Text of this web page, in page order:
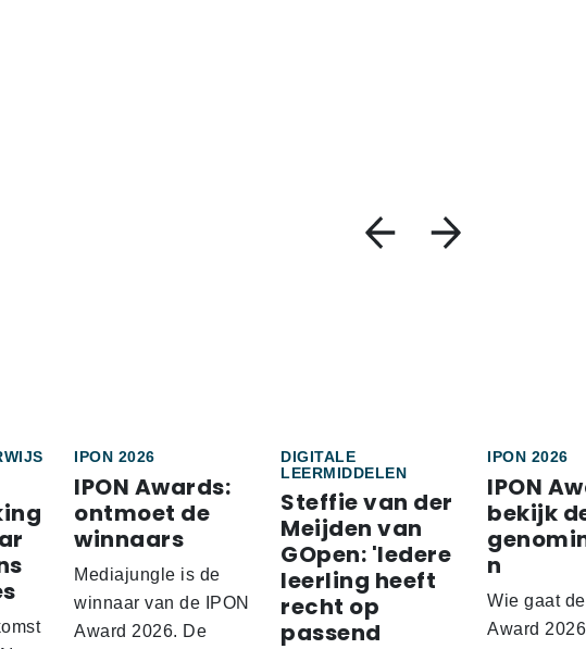
IPON 2026
IPON Awards:
ontmoet de
winnaars
Mediajungle is de
winnaar van de IPON
Award 2026. De
DIGITALE
LEERMIDDELEN
Steffie van der
Meijden van
GOpen: 'Iedere
leerling heeft
recht op
passend
IPON 2026
IPON
bekijk
n
Wie gaat
Award